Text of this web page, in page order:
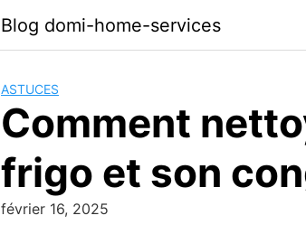
Blog domi-home-services
ASTUCES
Comment
frigo et son
février 16, 2025